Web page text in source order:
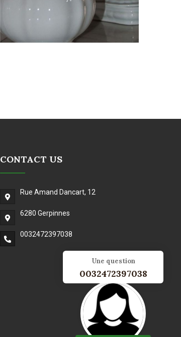
CONTACT US
Rue Amand Dancart, 12
6280 Gerpinnes
0032472397038
Une question
0032472397038